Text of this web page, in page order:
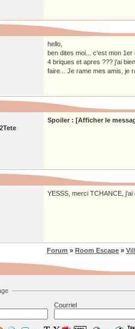
hello,
ben dites moi... c'est mon 1er
4 briques et apres ??? j'ai
faire... Je rame mes amis, je
Spoiler : [Afficher le
YESSS, merci TCHANCE, j'ai
Forum » Room Escape »
Courriel